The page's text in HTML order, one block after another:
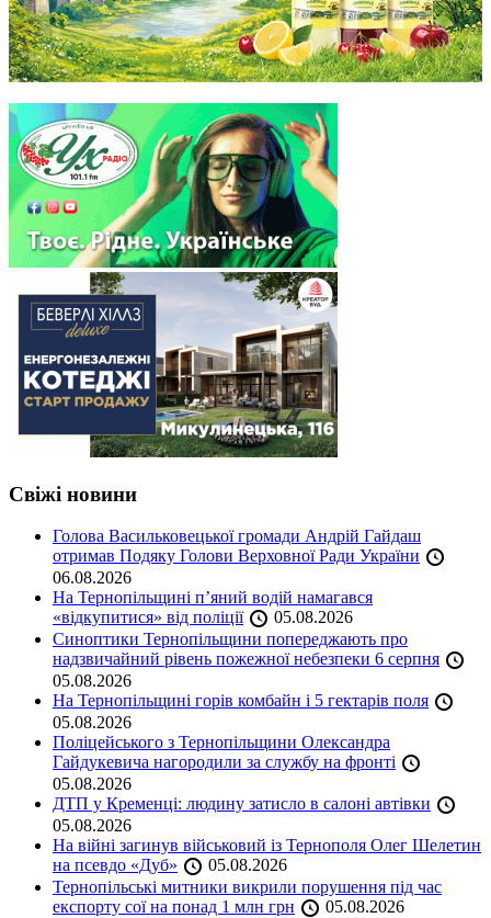
Свіжі новини
Голова Васильковецької громади Андрій Гайдаш
отримав Подяку Голови Верховної Ради України
06.08.2026
На Тернопільщині п’яний водій намагався
«відкупитися» від поліції
05.08.2026
Синоптики Тернопільщини попереджають про
надзвичайний рівень пожежної небезпеки 6 серпня
05.08.2026
На Тернопільщині горів комбайн і 5 гектарів поля
05.08.2026
Поліцейського з Тернопільщини Олександра
Гайдукевича нагородили за службу на фронті
05.08.2026
ДТП у Кременці: людину затисло в салоні автівки
05.08.2026
На війні загинув військовий із Тернополя Олег Шелетин
на псевдо «Дуб»
05.08.2026
Тернопільські митники викрили порушення під час
експорту сої на понад 1 млн грн
05.08.2026